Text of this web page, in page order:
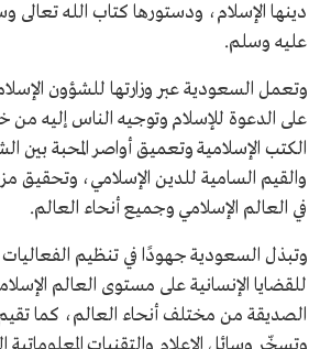
دينها الإسلام، ودستورها كتاب الله تعالى
عليه وسلم.
وتعمل السعودية عبر وزارتها للشؤون
على الدعوة للإسلام وتوجيه الناس إليه من
الكتب الإسلامية وتعميق أواصر المحبة بين
والقيم السامية للدين الإسلامي، وتحقيق
في العالم الإسلامي وجميع أنحاء العالم.
وتبذل السعودية جهودًا في تنظيم الفعاليات
للقضايا الإنسانية على مستوى العالم
الصديقة من مختلف أنحاء العالم، كما تقيم